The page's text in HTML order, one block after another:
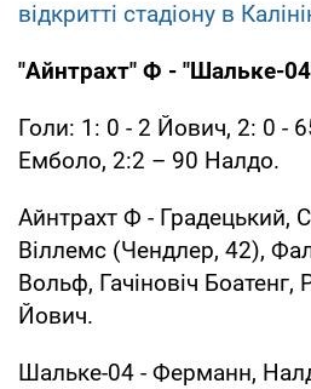
відкритті стадіону в
"Айнтрахт" Ф - "Шальке-
Голи: 1: 0 - 2 Йович, 2: 0 -
Емболо, 2:2 – 90 Налдо.
Айнтрахт Ф - Градецький,
Віллемс (Чендлер, 42),
Вольф, Гачіновіч
Йович.
Шальке-04 - Ферманн,